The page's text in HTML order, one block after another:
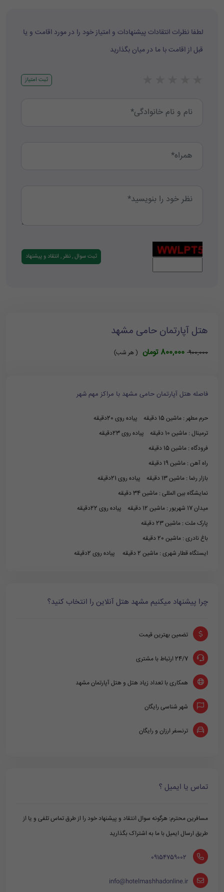
لطفا نظرات انتقادات پیشنهادات و امتیاز خود را در مورد اقامت و یا
قبل از اقامت با ما در میان بگذارید
ثبت امتیاز
هتل آپارتمان حامی مشهد
900,000 800,000 تومان ( هر شب)
فاصله هتل آپارتمان حامی مشهد با مراکز مهم شهر
حرم مطهر : ماشین 15 دقیقه پیاده روی 20دقیقه
ترمینال : ماشین 10 دقیقه پیاده روی 23دقیقه
فرودگاه : ماشین 15 دقیقه
راه آهن : ماشین 19 دقیقه
بازار رضا : ماشین 13 دقیقه پیاده روی 21دقیقه
نمایشگاه بین المللی : ماشین 34 دقیقه
میدان 17 شهریور : ماشین 12 دقیقه پیاده روی 22دقیقه
پارک ملت : ماشین 23 دقیقه
باغ نادری : ماشین 20 دقیقه
ایستگاه قطار شهری : ماشین 2 دقیقه پیاده روی 2دقیقه
چرا پیشنهاد میکنیم مشهد هتل آنلاین را انتخاب کنید؟
تضمین بهترین قیمت
24/7 ارتباط با مشتری
همکاری با تعداد زیاد هتل و هتل آپارتمان مشهد
شهر شناسی رایگان
ترنسفر ارزان و رایگان
تماس یا ایمیل ؟
مسافرین محترم: هرگونه سوال انتقاد و پیشنهاد خود را از طرق تماس تلفی و یا از
طریق ارسال ایمیل با ما به اشتراک بگذارید
‪ 09154759002
info@hotelmashhadonline.ir